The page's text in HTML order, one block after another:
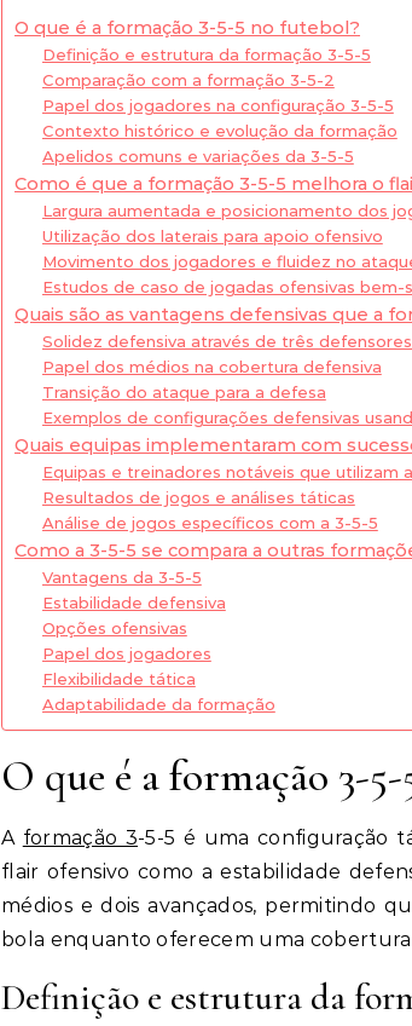
O que é a formação 3-5-5 no futebol?
Definição e estrutura da formação 3-5-5
Comparação com a formação 3-5-2
Papel dos jogadores na configuração 3-5-5
Contexto histórico e evolução da formação
Apelidos comuns e variações da 3-5-5
Como é que a formação 3-5-5 melhora o
Largura aumentada e posicionamento dos
Utilização dos laterais para apoio ofensivo
Movimento dos jogadores e fluidez no
Estudos de caso de jogadas ofensivas bem-
Quais são as vantagens defensivas que a
Solidez defensiva através de três
Papel dos médios na cobertura defensiva
Transição do ataque para a defesa
Exemplos de configurações defensivas
Quais equipas implementaram com
Equipas e treinadores notáveis que utilizam
Resultados de jogos e análises táticas
Análise de jogos específicos com a 3-5-5
Como a 3-5-5 se compara a outras
Vantagens da 3-5-5
Estabilidade defensiva
Opções ofensivas
Papel dos jogadores
Flexibilidade tática
Adaptabilidade da formação
O que é a formação 3-
A formação 3-5-5 é uma configuração
flair ofensivo como a estabilidade
médios e dois avançados, permitindo
bola enquanto oferecem uma
Definição e estrutura da